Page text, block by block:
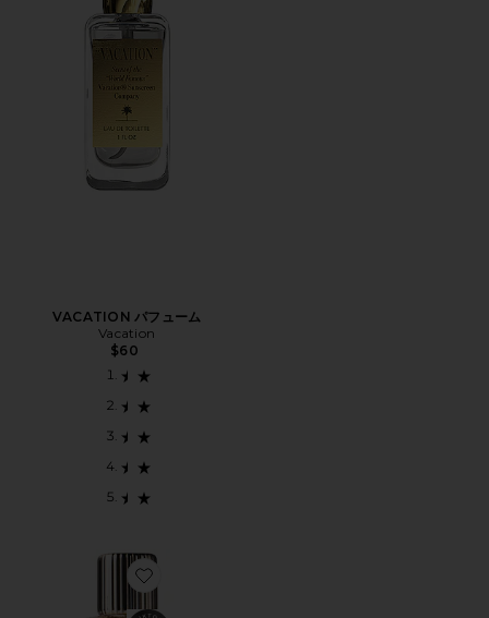
VACATION パフューム
Vacation
$60
Favorite SUNLIT VANILLA ファインフレグランス